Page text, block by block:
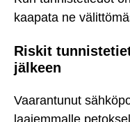
kaapata ne
Riskit
jälkeen
Vaarantunut
laajemmalle